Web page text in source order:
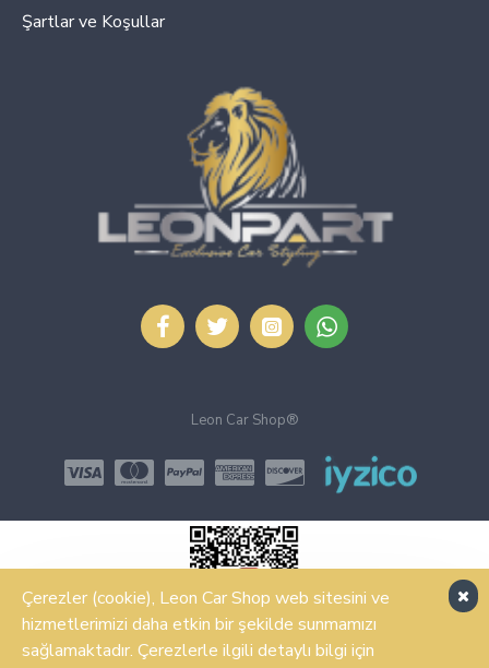
Şartlar ve Koşullar
Leon Car Shop®
Çerezler (cookie), Leon Car Shop web sitesini ve
hizmetlerimizi daha etkin bir şekilde sunmamızı
sağlamaktadır. Çerezlerle ilgili detaylı bilgi için